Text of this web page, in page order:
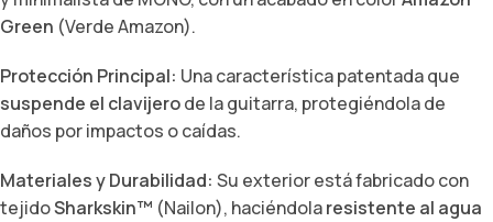
Green (Verde Amazon).
Protección Principal: Una característica patentada que
suspende el clavijerode la guitarra, protegiéndola de
daños por impactos o caídas.
Materiales y Durabilidad: Su exterior está fabricado con
tejidoSharkskin™ (Nailon), haciéndolaresistente al agua